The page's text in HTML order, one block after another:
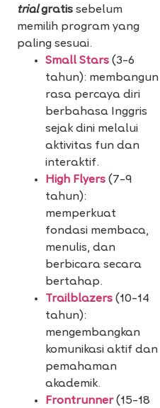
trialgratis sebelum
memilih program yang
paling sesuai.
Small Stars (3–6
tahun): membangun
rasa percaya diri
berbahasa Inggris
sejak dini melalui
aktivitas fun dan
interaktif.
High Flyers (7–9
tahun):
memperkuat
fondasi membaca,
menulis, dan
berbicara secara
bertahap.
Trailblazers (10–14
tahun):
mengembangkan
komunikasi aktif dan
pemahaman
akademik.
Frontrunner (15–18